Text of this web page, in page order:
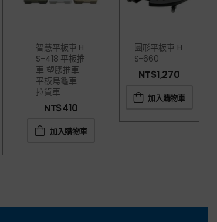
智慧平板車 H
S-418 平板推
車 塑膠推車
平板烏龜車
拉貨車
NT$410
加入購物車
圓形平板車 H
S-660
NT$1,270
加入購物車